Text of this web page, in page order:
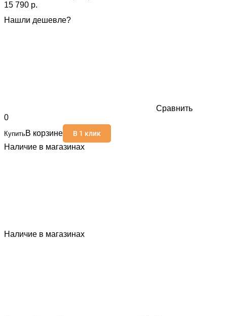
15 790 p.
Нашли дешевле?
Сравнить
0
КупитьВ корзине В 1 клик
Наличие в магазинах
Наличие в магазинах